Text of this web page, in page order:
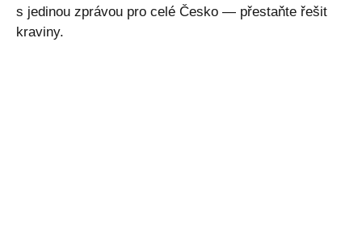
s jedinou zprávou pro celé Česko — přestaňte řešit
kraviny.